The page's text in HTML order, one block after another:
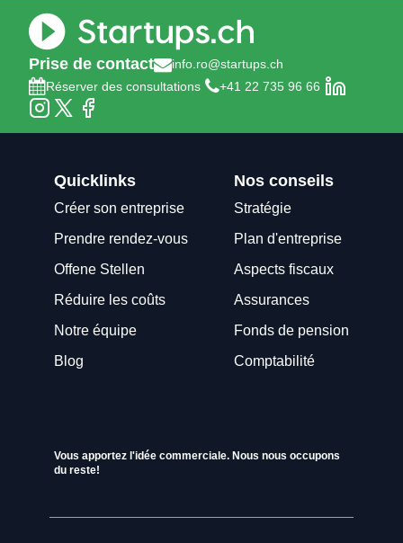
Prise de contact
info.ro@startups.ch
Réserver des consultations
+41 22 735 96 66
Quicklinks
Créer son entreprise
Prendre rendez-vous
Offene Stellen
Réduire les coûts
Notre équipe
Blog
Nos conseils
Stratégie
Plan d'entreprise
Aspects fiscaux
Assurances
Fonds de pension
Comptabilité
Vous apportez l'idée commerciale. Nous nous occupons
du reste!